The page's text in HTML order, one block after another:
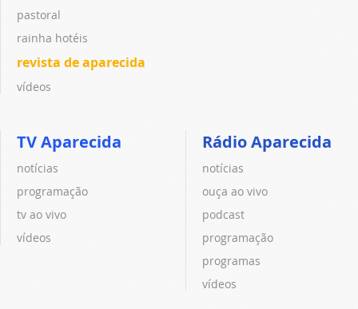
pastoral
rainha hotéis
revista de aparecida
vídeos
TV Aparecida
notícias
programação
tv ao vivo
vídeos
Rádio Aparecida
notícias
ouça ao vivo
podcast
programação
programas
vídeos